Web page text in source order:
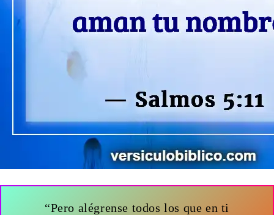
“Pero alégrense todos los que en ti